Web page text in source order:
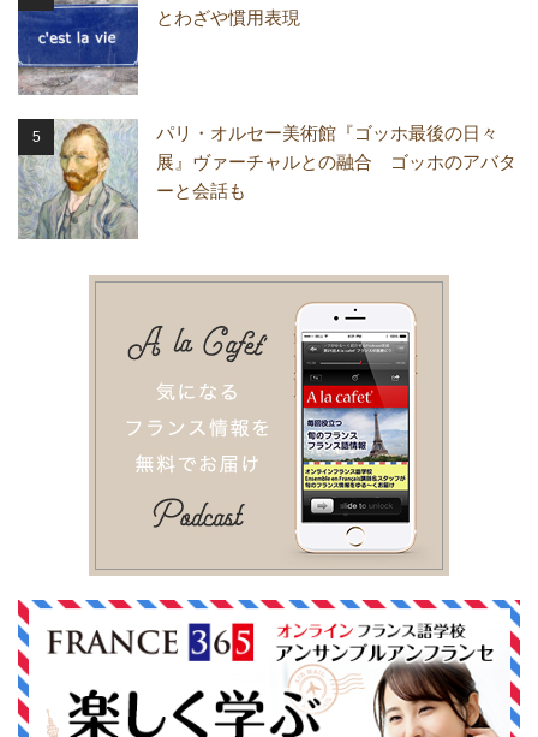
とわざや慣用表現
パリ・オルセー美術館『ゴッホ最後の日々
展』ヴァーチャルとの融合 ゴッホのアバタ
ーと会話も